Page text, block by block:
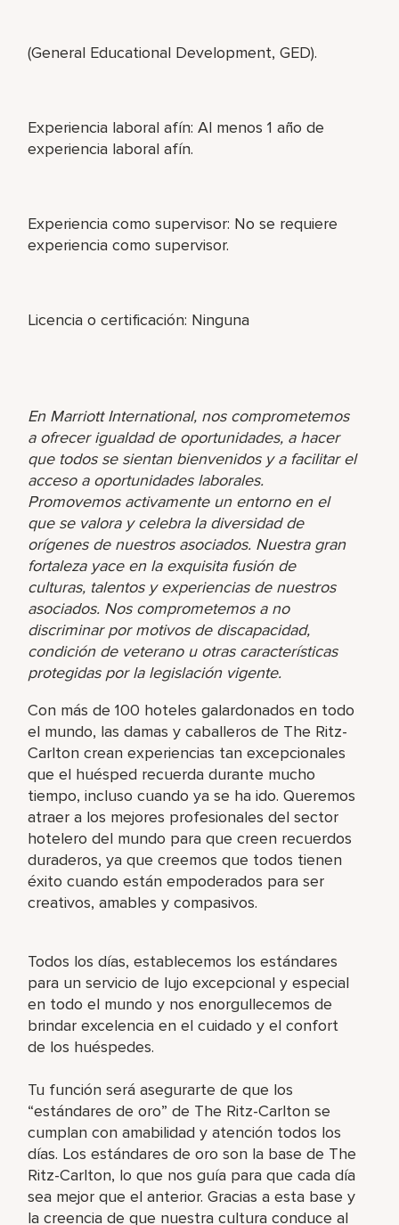
(General Educational Development, GED).
Experiencia laboral afín: Al menos 1 año de
experiencia laboral afín.
Experiencia como supervisor: No se requiere
experiencia como supervisor.
Licencia o certificación: Ninguna
En Marriott International, nos comprometemos
a ofrecer igualdad de oportunidades, a hacer
que todos se sientan bienvenidos y a facilitar el
acceso a oportunidades laborales.
Promovemos activamente un entorno en el
que se valora y celebra la diversidad de
orígenes de nuestros asociados. Nuestra gran
fortaleza yace en la exquisita fusión de
culturas, talentos y experiencias de nuestros
asociados. Nos comprometemos a no
discriminar por motivos de discapacidad,
condición de veterano u otras características
protegidas por la legislación vigente.
Con más de 100 hoteles galardonados en todo
el mundo, las damas y caballeros de The Ritz-
Carlton crean experiencias tan excepcionales
que el huésped recuerda durante mucho
tiempo, incluso cuando ya se ha ido. Queremos
atraer a los mejores profesionales del sector
hotelero del mundo para que creen recuerdos
duraderos, ya que creemos que todos tienen
éxito cuando están empoderados para ser
creativos, amables y compasivos.
Todos los días, establecemos los estándares
para un servicio de lujo excepcional y especial
en todo el mundo y nos enorgullecemos de
brindar excelencia en el cuidado y el confort
de los huéspedes.
Tu función será asegurarte de que los
“estándares de oro” de The Ritz-Carlton se
cumplan con amabilidad y atención todos los
días. Los estándares de oro son la base de The
Ritz-Carlton, lo que nos guía para que cada día
sea mejor que el anterior. Gracias a esta base y
la creencia de que nuestra cultura conduce al